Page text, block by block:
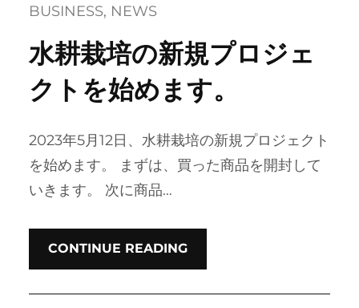
BUSINESS, NEWS
水耕栽培の新規プロジェ
クトを始めます。
2023年5月12日、水耕栽培の新規プロジェクト
を始めます。 まずは、買った商品を開封して
いきます。 次に商品…
CONTINUE READING